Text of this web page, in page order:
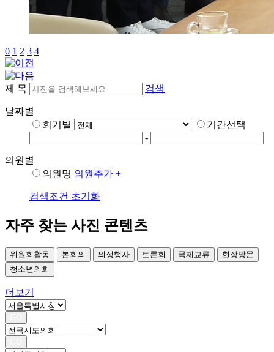
0 1 2 3 4
제 목 검색
날짜별
회기별
기간선택
-
의원별
의원명 의원추가 +
검색조건 초기화
자주 찾는 사진 콘텐츠
위원회활동 본회의 의정행사 토론회 국제교류
현장방문
청소년의회
더보기